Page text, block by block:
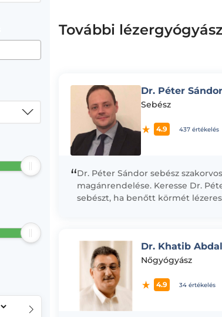
További
Dr. Péter Sándor
Sebész
4.9 437 értékelés
“Dr. Péter Sándor sebész szakorvos
magánrendelése. Keresse Dr.
sebészt, ha benőtt körmét
Dr. Khatib
Nőgyógyász
4.9 34 értékelés